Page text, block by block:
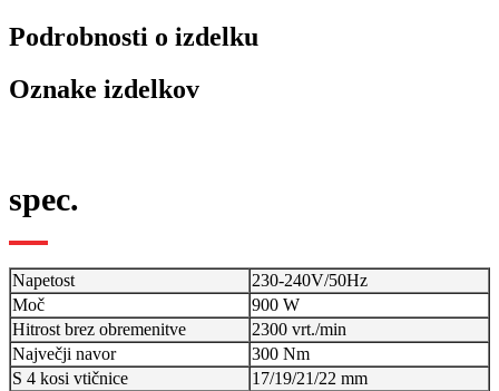
Podrobnosti o izdelku
Oznake izdelkov
spec.
Napetost
230-240V/50Hz
Moč
900 W
Hitrost brez obremenitve
2300 vrt./min
Največji navor
300 Nm
S 4 kosi vtičnice
17/19/21/22 mm